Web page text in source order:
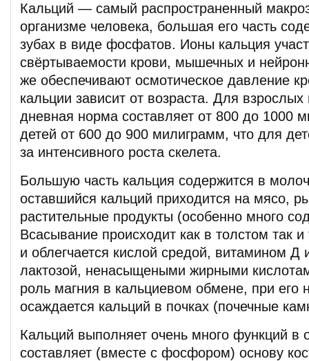
Кальций — самый распространенный
организме человека, большая его часть
зубах в виде фосфатов. Ионы кальция
свёртываемости крови, мышечных и
же обеспечивают осмотическое давление
кальции зависит от возраста. Для
дневная норма составляет от 800 до 1000
детей от 600 до 900 милиграмм, что для
за интенсивного роста скелета.
Большую часть кальция содержится в
оставшийся кальций приходится на мясо,
растительные продукты (особенно много
Всасывание происходит как в толстом так
и облегчается кислой средой, витамином
лактозой, ненасыщеными жирными
роль магния в кальциевом обмене, при его
осаждается кальций в почках (почечные
Кальций выполняет очень много функций в
составляет (вместе с фосфором) основу